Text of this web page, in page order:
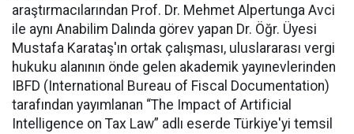
araştırmacılarından Prof. Dr. Mehmet Alpertunga Avci
ile aynı Anabilim Dalında görev yapan Dr. Öğr. Üyesi
Mustafa Karataş'ın ortak çalışması, uluslararası vergi
hukuku alanının önde gelen akademik yayınevlerinden
IBFD (International Bureau of Fiscal Documentation)
tarafından yayımlanan “The Impact of Artificial
Intelligence on Tax Law” adlı eserde Türkiye'yi temsil